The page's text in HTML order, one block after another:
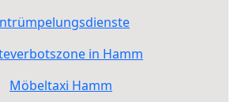
in Hamm
Möbeltaxi Hamm